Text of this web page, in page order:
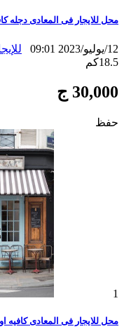
محل للايجار فى المعادى دجله كافيه او مطعم
12/يوليو/2023 09:01
18.5كم
30,000 ج
حفظ
1
محل للايجار فى المعادى كافيه او مطعم دجله